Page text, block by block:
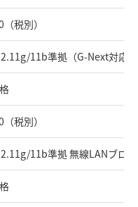
税別）
11b準拠（G-Next対応
税別）
11b準拠 無線LANブロ